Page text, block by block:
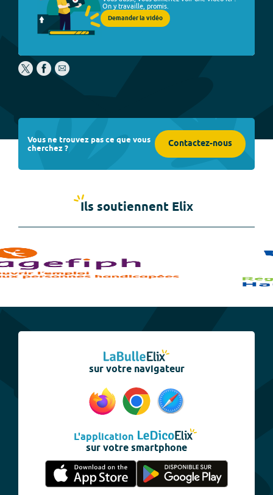
On y travaille, promis.
Demander la vidéo
Vous ne trouvez pas ce que vous
cherchez ? Contactez-nous
Ils soutiennent Elix
sur votre navigateur
L'application
sur votre smartphone